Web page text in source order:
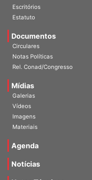
História
Escritórios
Documentos
Circulares
Notas Políticas
Mídias
Galerias
Vídeos
Imagens